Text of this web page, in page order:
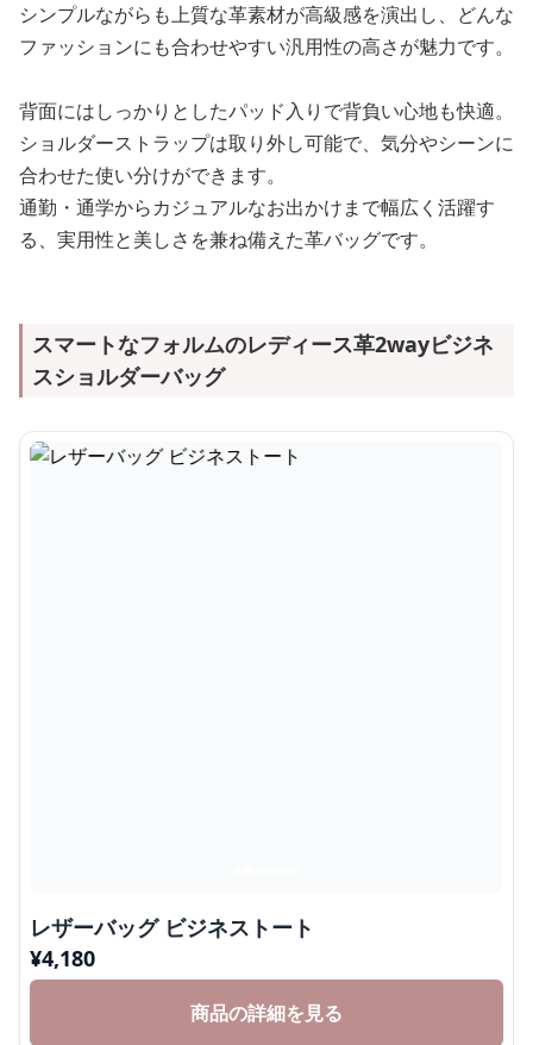
シンプルながらも上質な革素材が高級感を演出し、どんな
ファッションにも合わせやすい汎用性の高さが魅力です。
背面にはしっかりとしたパッド入りで背負い心地も快適。
ショルダーストラップは取り外し可能で、気分やシーンに
合わせた使い分けができます。
通勤・通学からカジュアルなお出かけまで幅広く活躍す
る、実用性と美しさを兼ね備えた革バッグです。
スマートなフォルムのレディース革2wayビジネ
スショルダーバッグ
レザーバッグ ビジネストート
¥4,180
商品の詳細を見る